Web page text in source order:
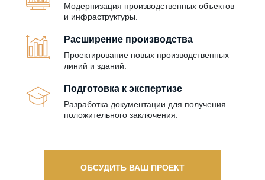
Модернизация производственных объектов
и инфраструктуры.
Расширение производства
Проектирование новых производственных
линий и зданий.
Подготовка к экспертизе
Разработка документации для получения
положительного заключения.
ОБСУДИТЬ ВАШ ПРОЕКТ